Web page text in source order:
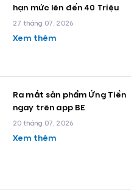
hạn mức lên đến 40 Triệu
27 tháng 07, 2026
Xem thêm
Ra mắt sản phẩm Ứng Tiền
ngay trên app BE
20 tháng 07, 2026
Xem thêm